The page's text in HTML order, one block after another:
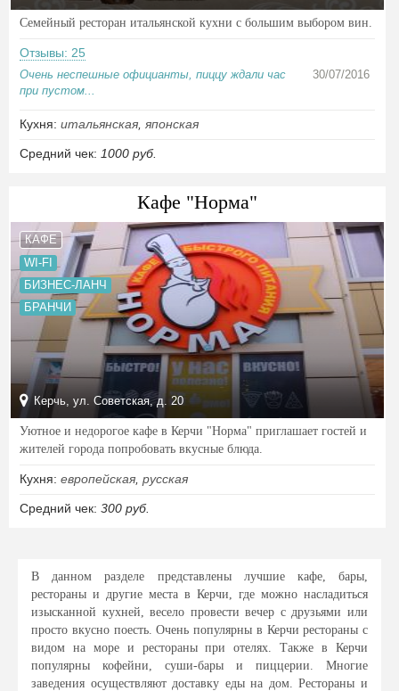
Семейный ресторан итальянской кухни с большим выбором вин.
Отзывы: 25
Очень неспешные официанты, пиццу ждали час
при пустом...
30/07/2016
Кухня: итальянская японская
Средний чек: 1000 руб.
Кафе "Норма"
КАФЕ
WI-FI
БИЗНЕС-ЛАНЧ
БРАНЧИ
Керчь, ул. Советская, д. 20
Уютное и недорогое кафе в Керчи "Норма" приглашает гостей и
жителей города попробовать вкусные блюда.
Кухня: европейская русская
Средний чек: 300 руб.
В данном разделе представлены лучшие кафе, бары,
рестораны и другие места в Керчи, где можно насладиться
изысканной кухней, весело провести вечер с друзьями или
просто вкусно поесть. Очень популярны в Керчи рестораны с
видом на море и рестораны при отелях. Также в Керчи
популярны кофейни, суши-бары и пиццерии. Многие
заведения осуществляют доставку еды на дом. Рестораны и